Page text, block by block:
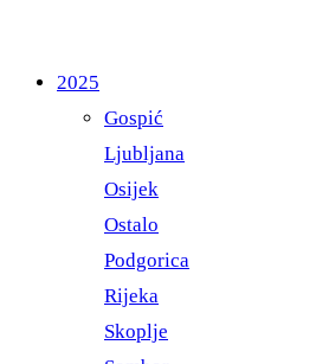
2025
Gospić
Ljubljana
Osijek
Ostalo
Podgorica
Rijeka
Skoplje